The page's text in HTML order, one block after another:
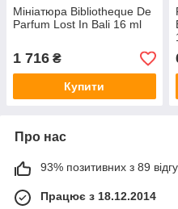
Мініатюра Bibliotheque De
Parfum Lost In Bali 16 ml
1 716 ₴
Купити
Про нас
93% позитивних з 89
Працює з 18.12.2014